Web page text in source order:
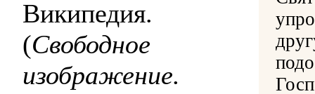
Википедия.
(Свободное
изображение.